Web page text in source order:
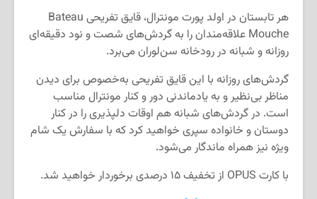
هر تابستان در اولد پورت مونترال، قایق تفریحی Bateau
Mouche علاقه‌مندان را به گردش‌های شصت و نود دقیقه‌ای
روزانه و شبانه در رودخانه سن‌لوران می‌برد.
گردش‌های روزانه با این قایق تفریحی به‌خصوص برای دیدن
مناظر بی‌نظیر و به یادماندنی دور و کنار مونترال مناسب
است. در گردش‌های شبانه هم اوقات دلپذیری را در کنار
دوستان و خانواده سپری خواهید کرد که با سفارش یک شام
ویژه نیز همراه ماندگار می‌شود.
با کارت OPUS از تخفیف ۱۵ درصدی برخوردار خواهید شد.